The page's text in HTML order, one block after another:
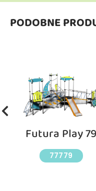
PODOBNE
Futura Play 79
77779